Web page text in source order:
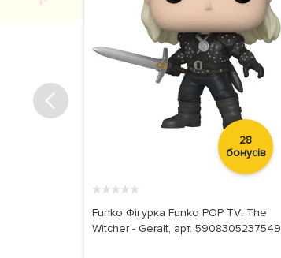
28
бонусів
★★★★★
Funko Фігурка Funko POP TV: The
Witcher - Geralt, арт. 5908305237549